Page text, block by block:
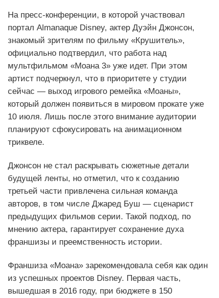
На пресс‑конференции, в которой участвовал
портал Almanaque Disney, актер Дуэйн Джонсон,
знакомый зрителям по фильму «Крушитель»,
официально подтвердил, что работа над
мультфильмом «Моана 3» уже идет. При этом
артист подчеркнул, что в приоритете у студии
сейчас — выход игрового ремейка «Моаны»,
который должен появиться в мировом прокате уже
10 июля. Лишь после этого внимание аудитории
планируют сфокусировать на анимационном
триквеле.
Джонсон не стал раскрывать сюжетные детали
будущей ленты, но отметил, что к созданию
третьей части привлечена сильная команда
авторов, в том числе Джаред Буш — сценарист
предыдущих фильмов серии. Такой подход, по
мнению актера, гарантирует сохранение духа
франшизы и преемственность истории.
Франшиза «Моана» зарекомендовала себя как один
из успешных проектов Disney. Первая часть,
вышедшая в 2016 году, при бюджете в 150